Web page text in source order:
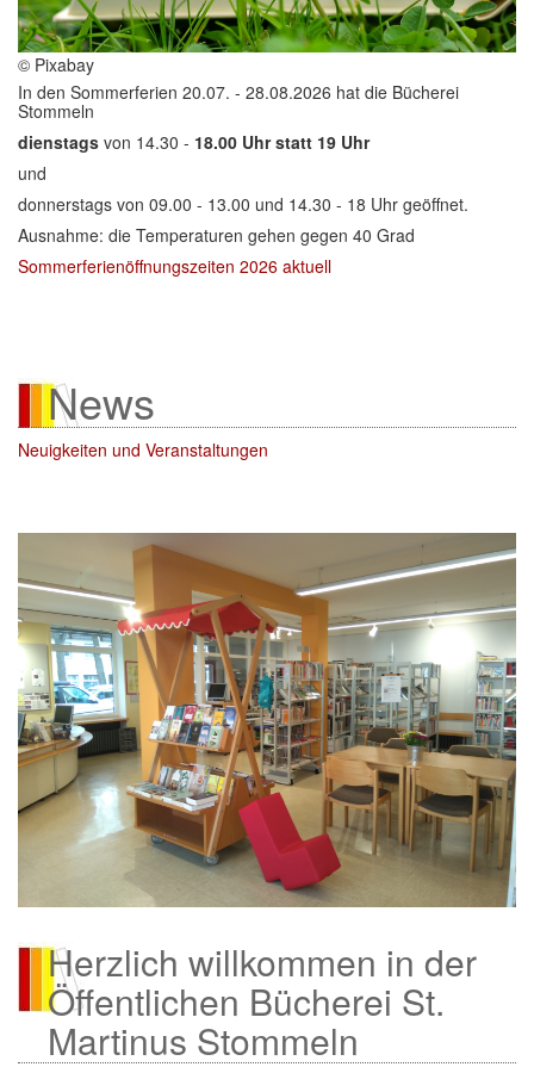
Kontakt ▼
© Pixabay
In den Sommerferien 20.07. - 28.08.2026 hat die Bücherei
Stommeln
dienstags von 14.30 - 18.00 Uhr statt 19 Uhr
und
donnerstags von 09.00 - 13.00 und 14.30 - 18 Uhr geöffnet.
Ausnahme: die Temperaturen gehen gegen 40 Grad
Sommerferienöffnungszeiten 2026 aktuell
News
Neuigkeiten und Veranstaltungen
Herzlich willkommen in der
Öffentlichen Bücherei St.
Martinus Stommeln